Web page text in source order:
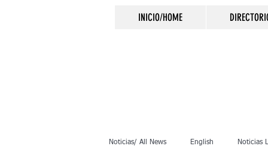
INICIO/HOME
Noticias/ All News English Noticias